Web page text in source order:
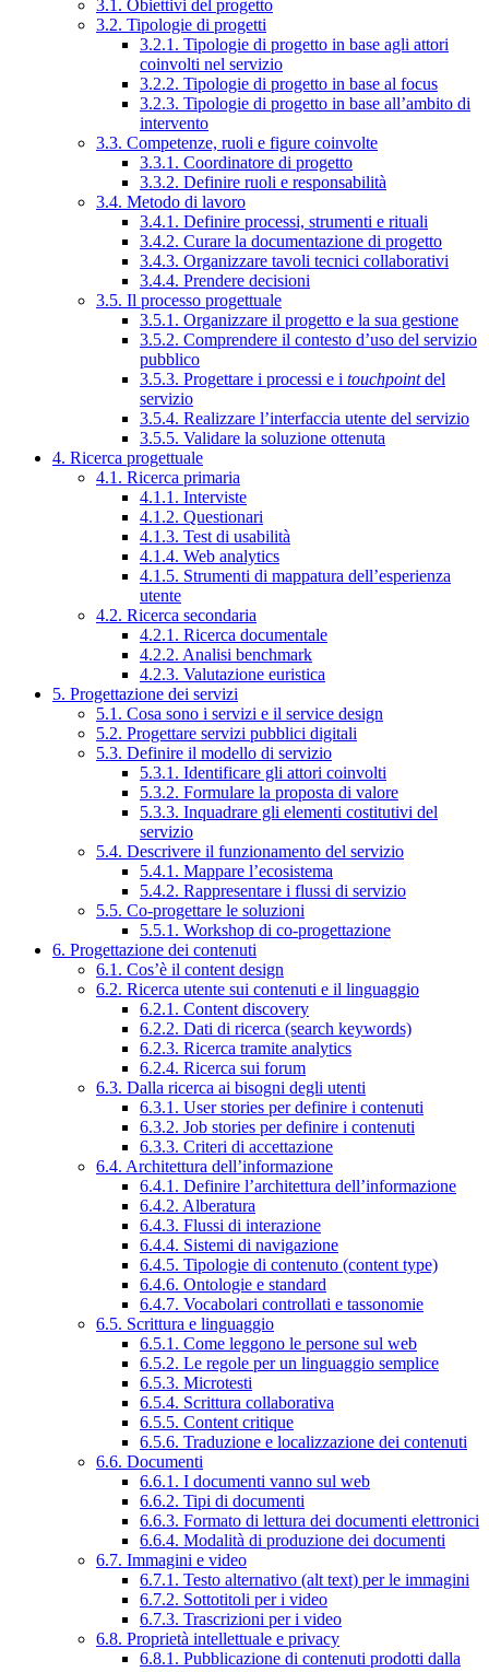
3.1. Obiettivi del progetto
3.2. Tipologie di progetti
3.2.1. Tipologie di progetto in base agli attori
coinvolti nel servizio
3.2.2. Tipologie di progetto in base al focus
3.2.3. Tipologie di progetto in base all’ambito di
intervento
3.3. Competenze, ruoli e figure coinvolte
3.3.1. Coordinatore di progetto
3.3.2. Definire ruoli e responsabilità
3.4. Metodo di lavoro
3.4.1. Definire processi, strumenti e rituali
3.4.2. Curare la documentazione di progetto
3.4.3. Organizzare tavoli tecnici collaborativi
3.4.4. Prendere decisioni
3.5. Il processo progettuale
3.5.1. Organizzare il progetto e la sua gestione
3.5.2. Comprendere il contesto d’uso del servizio
pubblico
3.5.3. Progettare i processi e i touchpointdel
servizio
3.5.4. Realizzare l’interfaccia utente del servizio
3.5.5. Validare la soluzione ottenuta
4. Ricerca progettuale
4.1. Ricerca primaria
4.1.1. Interviste
4.1.2. Questionari
4.1.3. Test di usabilità
4.1.4. Web analytics
4.1.5. Strumenti di mappatura dell’esperienza
utente
4.2. Ricerca secondaria
4.2.1. Ricerca documentale
4.2.2. Analisi benchmark
4.2.3. Valutazione euristica
5. Progettazione dei servizi
5.1. Cosa sono i servizi e il service design
5.2. Progettare servizi pubblici digitali
5.3. Definire il modello di servizio
5.3.1. Identificare gli attori coinvolti
5.3.2. Formulare la proposta di valore
5.3.3. Inquadrare gli elementi costitutivi del
servizio
5.4. Descrivere il funzionamento del servizio
5.4.1. Mappare l’ecosistema
5.4.2. Rappresentare i flussi di servizio
5.5. Co-progettare le soluzioni
5.5.1. Workshop di co-progettazione
6. Progettazione dei contenuti
6.1. Cos’è il content design
6.2. Ricerca utente sui contenuti e il linguaggio
6.2.1. Content discovery
6.2.2. Dati di ricerca (search keywords)
6.2.3. Ricerca tramite analytics
6.2.4. Ricerca sui forum
6.3. Dalla ricerca ai bisogni degli utenti
6.3.1. User stories per definire i contenuti
6.3.2. Job stories per definire i contenuti
6.3.3. Criteri di accettazione
6.4. Architettura dell’informazione
6.4.1. Definire l’architettura dell’informazione
6.4.2. Alberatura
6.4.3. Flussi di interazione
6.4.4. Sistemi di navigazione
6.4.5. Tipologie di contenuto (content type)
6.4.6. Ontologie e standard
6.4.7. Vocabolari controllati e tassonomie
6.5. Scrittura e linguaggio
6.5.1. Come leggono le persone sul web
6.5.2. Le regole per un linguaggio semplice
6.5.3. Microtesti
6.5.4. Scrittura collaborativa
6.5.5. Content critique
6.5.6. Traduzione e localizzazione dei contenuti
6.6. Documenti
6.6.1. I documenti vanno sul web
6.6.2. Tipi di documenti
6.6.3. Formato di lettura dei documenti elettronici
6.6.4. Modalità di produzione dei documenti
6.7. Immagini e video
6.7.1. Testo alternativo (alt text) per le immagini
6.7.2. Sottotitoli per i video
6.7.3. Trascrizioni per i video
6.8. Proprietà intellettuale e privacy
6.8.1. Pubblicazione di contenuti prodotti dalla